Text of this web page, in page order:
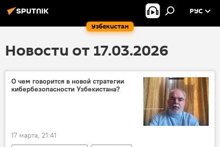
Узбекистан
РУС
Новости от 17.03.2026
О чем говорится в новой стратегии
кибербезопасности Узбекистана?
17 марта, 21:41